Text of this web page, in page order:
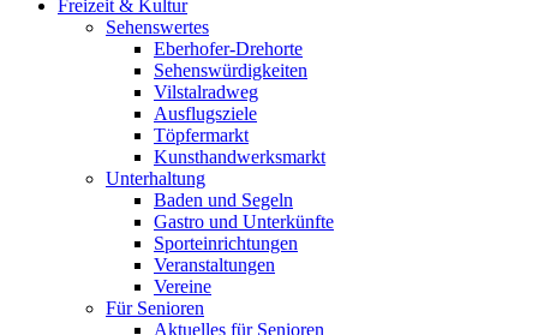
Freizeit & Kultur
Sehenswertes
Eberhofer-Drehorte
Sehenswürdigkeiten
Vilstalradweg
Ausflugsziele
Töpfermarkt
Kunsthandwerksmarkt
Unterhaltung
Baden und Segeln
Gastro und Unterkünfte
Sporteinrichtungen
Veranstaltungen
Vereine
Für Senioren
Aktuelles für Senioren